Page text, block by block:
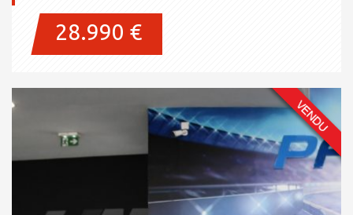
28.990 €